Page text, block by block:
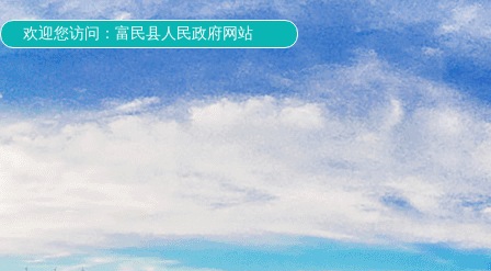
欢迎您访问：富民县人民政府网站